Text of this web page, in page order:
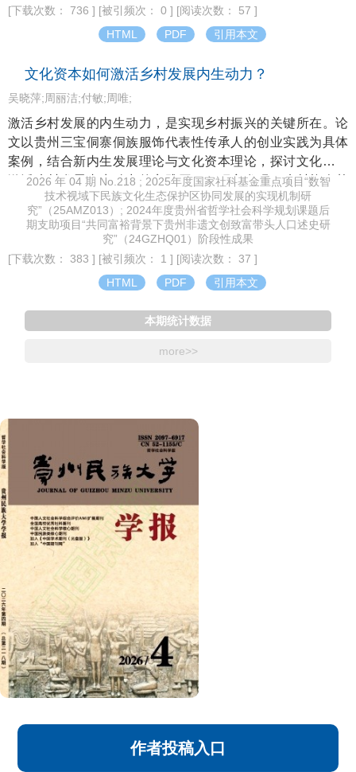
统性后果。数字治理的城市标准与村居乡土情境存在场景错
位，而网格员依托熟人社会采取一种兼顾政策要求与地方实
拆分、关系替代。该策略短期能缓解考核压力，但最终会造
成数字悬浮系统效应，其包含数据悬浮于实践、平台悬浮于
与场景错位，在一定程度上为技术治理的乡村适配性提供了
不同的分析视角。
[下载次数： 736 ] [被引频次： 0 ] [阅读次数： 57 ]
HTML
PDF 引用本文
文化资本如何激活乡村发展内生动力？
吴晓萍;周丽洁;付敏;周唯;
激活乡村发展的内生动力，是实现乡村振兴的关键所在。论
文以贵州三宝侗寨侗族服饰代表性传承人的创业实践为具体
案例，结合新内生发展理论与文化资本理论，探讨文化资本
激活乡村发展内生动力的实践历程。研究发现，乡村能人基
于本地文化资源与个人生命历程，通过主体性实践推动文化
资本的产业化，构建可持续产业生态；地方政府通过构建制
度环境、整合资源、搭建平台、恪守在场但不越位的治理逻
辑，托住乡村产业良性发展的底盘；社会组织深耕价值认
知，提升主体能力、嫁接外部网络，为乡村能人的创业实践
赋能；三者协同，形成内育外引、外扶内强的内外联动机
制，克服了单一内生局限，促进文化资本从身体化形态经由
文化识别和文化转译转化为客体化形态，再通过制度扩散转
化为制度化形态，最终激活乡村可持续发展的内生动力。研
2026 年 04 期 No.218 ; 2025年度国家社科基金重点项目“数智
技术视域下民族文化生态保护区协同发展的实现机制研
究”（25AMZ013）; 2024年度贵州省哲学社会科学规划课题后
期支助项目“共同富裕背景下贵州非遗文创致富带头人口述史研
究”（24GZHQ01）阶段性成果
[下载次数： 383 ] [被引频次： 1 ] [阅读次数： 37 ]
HTML
PDF 引用本文
本期统计数据
more>>
作者投稿入口